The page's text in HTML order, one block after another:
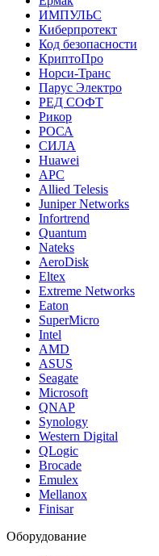
ИМПУЛЬС
Киберпротект
Код безопасности
КриптоПро
Норси-Транс
Парус Электро
РЕД СОФТ
Рикор
РОСА
СИЛА
Huawei
APC
Allied Telesis
Juniper Networks
Infortrend
Quantum
Nateks
AeroDisk
Eltex
Extreme Networks
Eaton
SuperMicro
Intel
AMD
ASUS
Seagate
Microsoft
QNAP
Synology
Western Digital
QLogic
Brocade
Emulex
Mellanox
Finisar
Оборудование